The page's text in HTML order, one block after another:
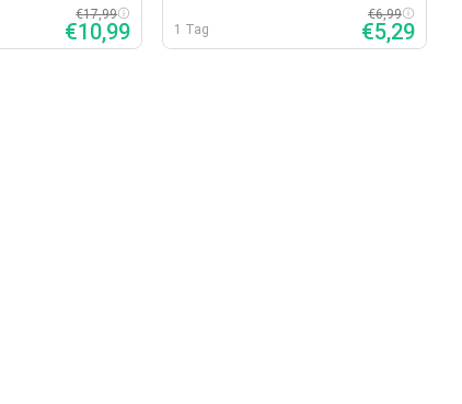
€17,99
€10,99 1 Tag
€6,99
€5,29